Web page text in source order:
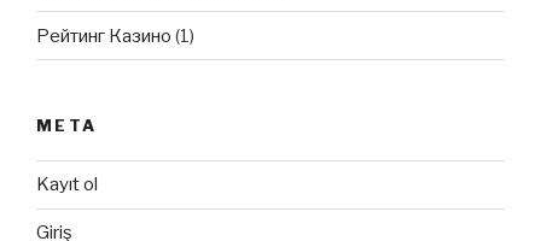
Рейтинг Казино (1)
META
Kayıt ol
Giriş